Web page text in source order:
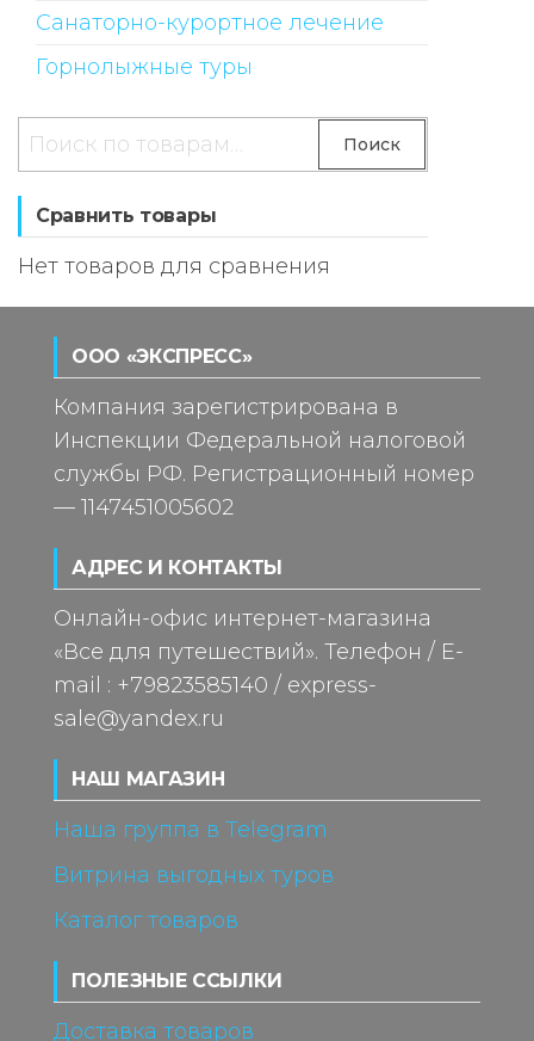
Санаторно-курортное лечение
Горнолыжные туры
Искать: Поиск
Сравнить товары
Нет товаров для сравнения
ООО «ЭКСПРЕСС»
Компания зарегистрирована в
Инспекции Федеральной налоговой
службы РФ. Регистрационный номер
— 1147451005602
АДРЕС И КОНТАКТЫ
Онлайн-офис интернет-магазина
«Все для путешествий». Телефон / E-
mail : +79823585140 / express-
sale@yandex.ru
НАШ МАГАЗИН
Наша группа в Telegram
Витрина выгодных туров
Каталог товаров
ПОЛЕЗНЫЕ ССЫЛКИ
Доставка товаров